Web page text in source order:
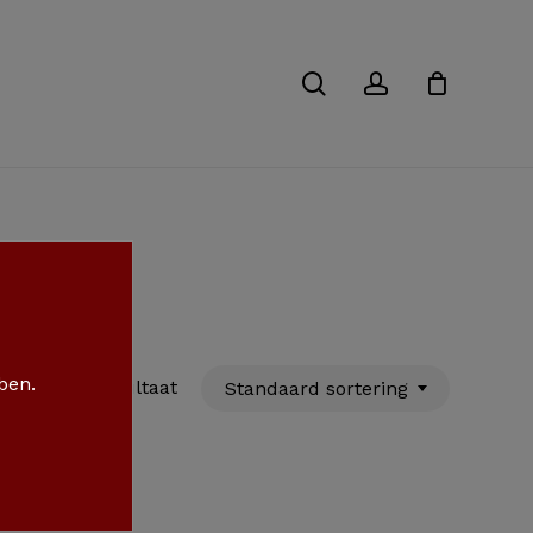
searchaccount
Enig resultaat Standaard sortering